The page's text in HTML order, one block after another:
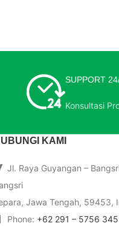
SUPPORT
Konsultasi
KAMI
Jl. Raya Guyangan –
Jawa Tengah, 59453,
Phone: +62 291 – 5756 345